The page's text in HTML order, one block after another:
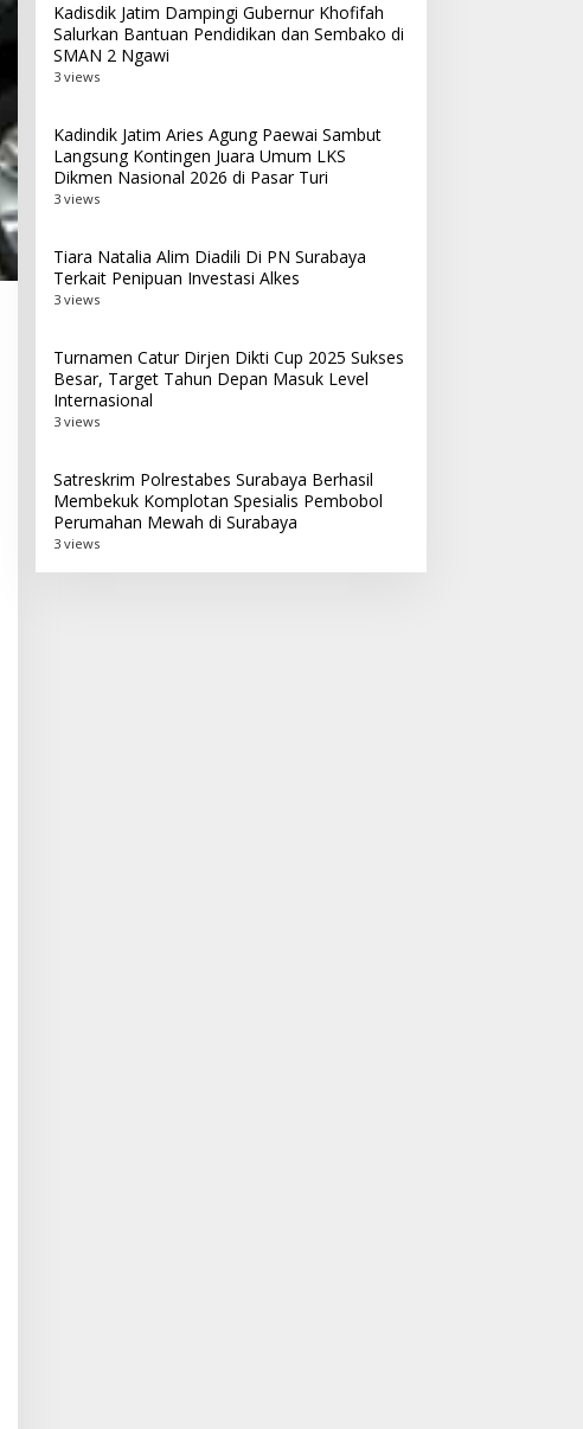
Kadisdik Jatim Dampingi Gubernur Khofifah
Salurkan Bantuan Pendidikan dan Sembako di
SMAN 2 Ngawi
3 views
Kadindik Jatim Aries Agung Paewai Sambut
Langsung Kontingen Juara Umum LKS
Dikmen Nasional 2026 di Pasar Turi
3 views
Tiara Natalia Alim Diadili Di PN Surabaya
Terkait Penipuan Investasi Alkes
3 views
Turnamen Catur Dirjen Dikti Cup 2025 Sukses
Besar, Target Tahun Depan Masuk Level
Internasional
3 views
Satreskrim Polrestabes Surabaya Berhasil
Membekuk Komplotan Spesialis Pembobol
Perumahan Mewah di Surabaya
3 views